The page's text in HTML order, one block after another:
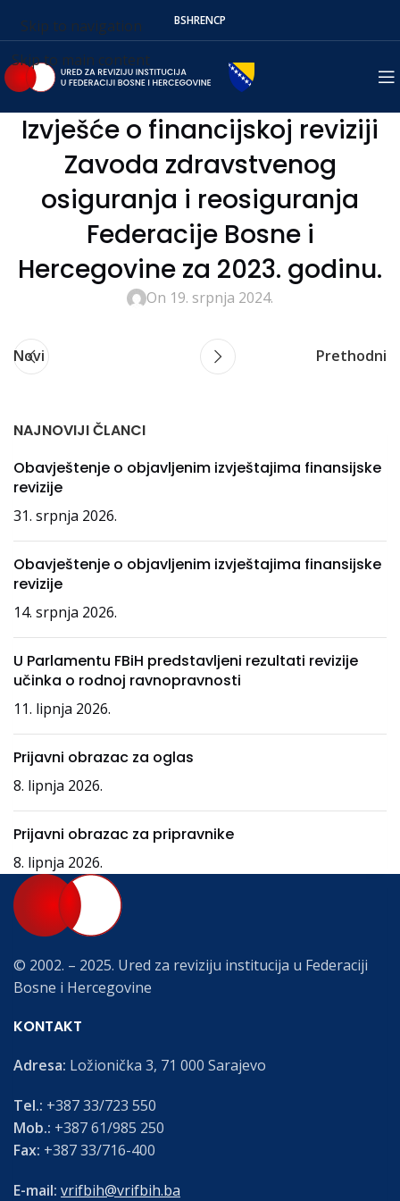
Skip to navigation
Skip to main content
BSHRENСР
Izvješće o financijskoj reviziji
Zavoda zdravstvenog
osiguranja i reosiguranja
Federacije Bosne i
Hercegovine za 2023. godinu.
On 19. srpnja 2024.
Novi Prethodni
NAJNOVIJI ČLANCI
Obavještenje o objavljenim izvještajima finansijske
revizije
31. srpnja 2026.
Obavještenje o objavljenim izvještajima finansijske
revizije
14. srpnja 2026.
U Parlamentu FBiH predstavljeni rezultati revizije
učinka o rodnoj ravnopravnosti
11. lipnja 2026.
Prijavni obrazac za oglas
8. lipnja 2026.
Prijavni obrazac za pripravnike
8. lipnja 2026.
© 2002. – 2025. Ured za reviziju institucija u Federaciji
Bosne i Hercegovine
KONTAKT
Adresa: Ložionička 3, 71 000 Sarajevo
Tel.: +387 33/723 550
Mob.: +387 61/985 250
Fax: +387 33/716-400
E-mail: vrifbih@vrifbih.ba